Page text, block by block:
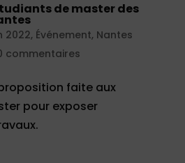
de master des
2022, Événement, Nantes
commentaires
faite aux
pour exposer